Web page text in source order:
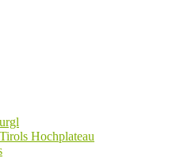
Hochplateau